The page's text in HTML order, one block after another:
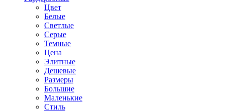
Цвет
Белые
Светлые
Серые
Темные
Цена
Элитные
Дешевые
Размеры
Большие
Маленькие
Стиль